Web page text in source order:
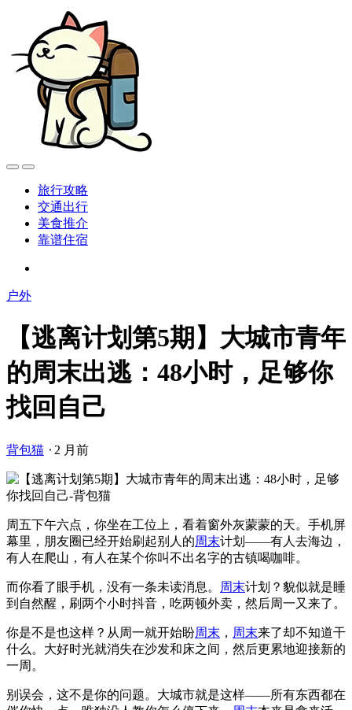
旅行攻略
交通出行
美食推介
靠谱住宿
户外
【逃离计划第5期】大城市青年
的周末出逃：48小时，足够你
找回自己
背包猫 ⋅ 2 月前
周五下午六点，你坐在工位上，看着窗外灰蒙蒙的天。手机屏
幕里，朋友圈已经开始刷起别人的周末计划——有人去海边，
有人在爬山，有人在某个你叫不出名字的古镇喝咖啡。
而你看了眼手机，没有一条未读消息。 周末计划？貌似就是睡
到自然醒，刷两个小时抖音，吃两顿外卖，然后周一又来了。
你是不是也这样？从周一就开始盼周末 ， 周末来了却不知道干
什么。大好时光就消失在沙发和床之间，然后更累地迎接新的
一周。
别误会，这不是你的问题。大城市就是这样——所有东西都在